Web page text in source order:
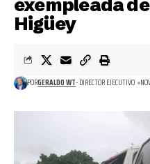
exempleada
Higüey
PORGERALDO WT- DIRECTOR EJECUTIVO